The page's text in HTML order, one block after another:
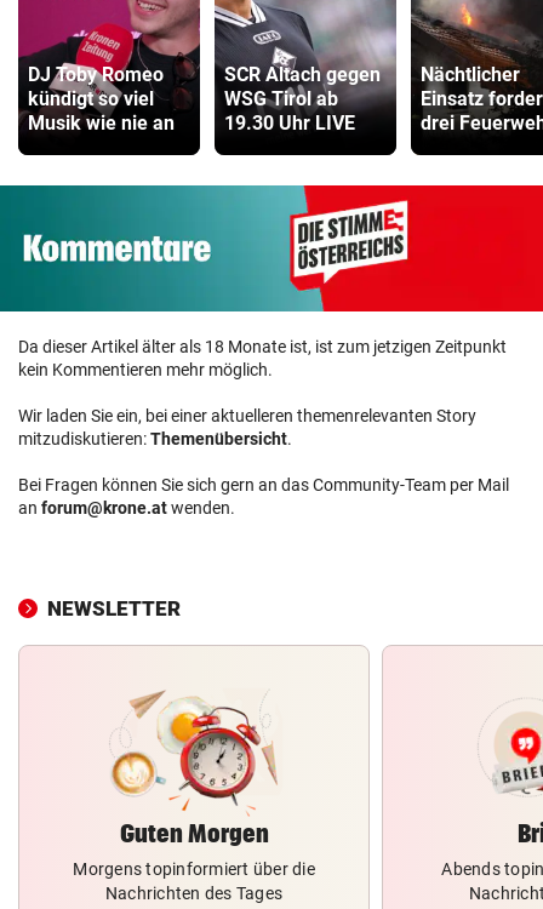
DJ Toby Romeo
kündigt so viel
Musik wie nie an
SCR Altach gegen
WSG Tirol ab
19.30 Uhr LIVE
Nächtlicher
Einsatz
drei
Da dieser Artikel älter als 18 Monate ist, ist zum jetzigen Zeitpunkt
kein Kommentieren mehr möglich.
Wir laden Sie ein, bei einer aktuelleren themenrelevanten Story
mitzudiskutieren:Themenübersicht.
Bei Fragen können Sie sich gern an das Community-Team per Mail
an forum@krone.atwenden.
NEWSLETTER
Guten Morgen
Morgens topinformiert über die
Nachrichten des Tages
Abends